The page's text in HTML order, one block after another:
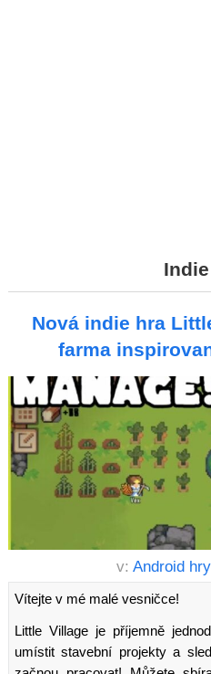
Nová indie hra
farma
v: Android hry
Vítejte v mé malé vesničce!
Little Village je příjemně
umístit stavební projekty a